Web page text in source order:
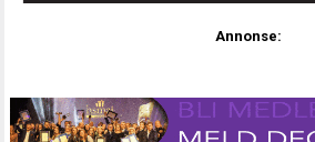
Annonse: